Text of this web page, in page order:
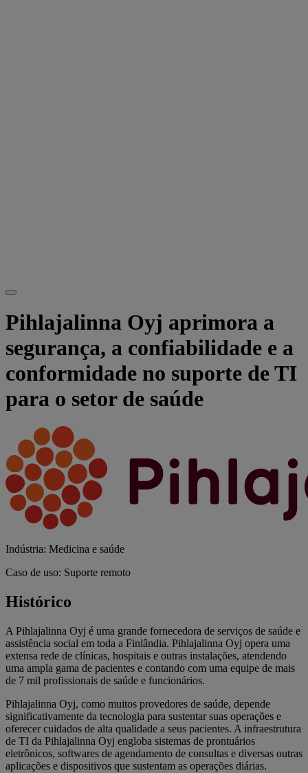
Pihlajalinna Oyj aprimora a
segurança, a confiabilidade e a
conformidade no suporte de TI
para o setor de saúde
Indústria: Medicina e saúde
Caso de uso: Suporte remoto
Histórico
A Pihlajalinna Oyj é uma grande fornecedora de serviços de saúde e
assistência social em toda a Finlândia. Pihlajalinna Oyj opera uma
extensa rede de clínicas, hospitais e outras instalações, atendendo
uma ampla gama de pacientes e contando com uma equipe de mais
de 7 mil profissionais de saúde e funcionários.
Pihlajalinna Oyj, como muitos provedores de saúde, depende
significativamente da tecnologia para sustentar suas operações e
oferecer cuidados de alta qualidade a seus pacientes. A infraestrutura
de TI da Pihlajalinna Oyj engloba sistemas de prontuários
eletrônicos, softwares de agendamento de consultas e diversas outras
aplicações e dispositivos que sustentam as operações diárias.